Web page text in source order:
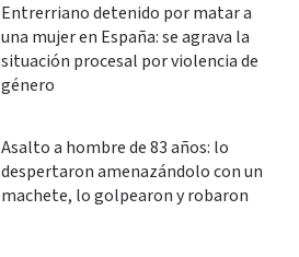
Entrerriano detenido por matar a
una mujer en España: se agrava la
situación procesal por violencia de
género
Asalto a hombre de 83 años: lo
despertaron amenazándolo con un
machete, lo golpearon y robaron